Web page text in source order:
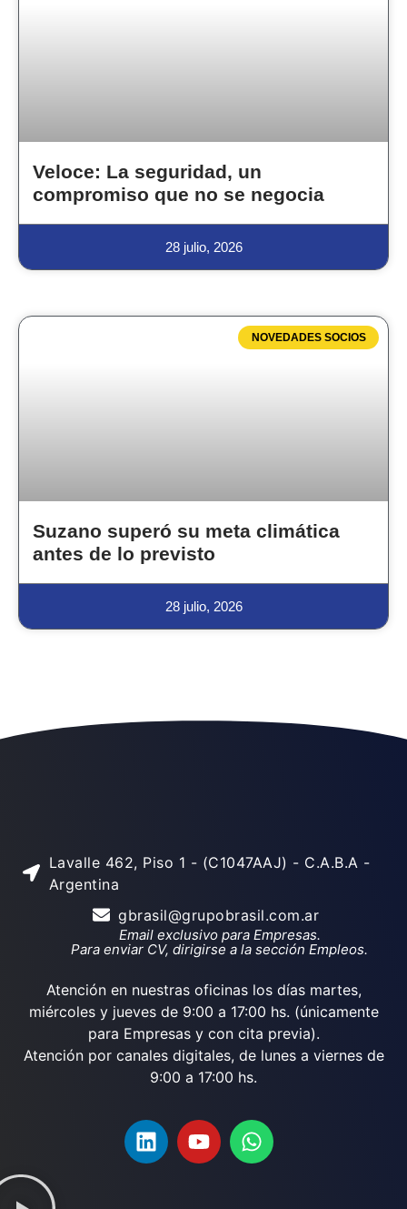
Veloce: La seguridad, un
compromiso que no se negocia
28 julio, 2026
NOVEDADES SOCIOS
Suzano superó su meta climática
antes de lo previsto
28 julio, 2026
Lavalle 462, Piso 1 - (C1047AAJ) - C.A.B.A -
Argentina
gbrasil@grupobrasil.com.ar
Email exclusivo para Empresas.
Para enviar CV, dirigirse a la sección Empleos.
Atención en nuestras oficinas los días martes,
miércoles y jueves de 9:00 a 17:00 hs. (únicamente
para Empresas y con cita previa).
Atención por canales digitales, de lunes a viernes de
9:00 a 17:00 hs.